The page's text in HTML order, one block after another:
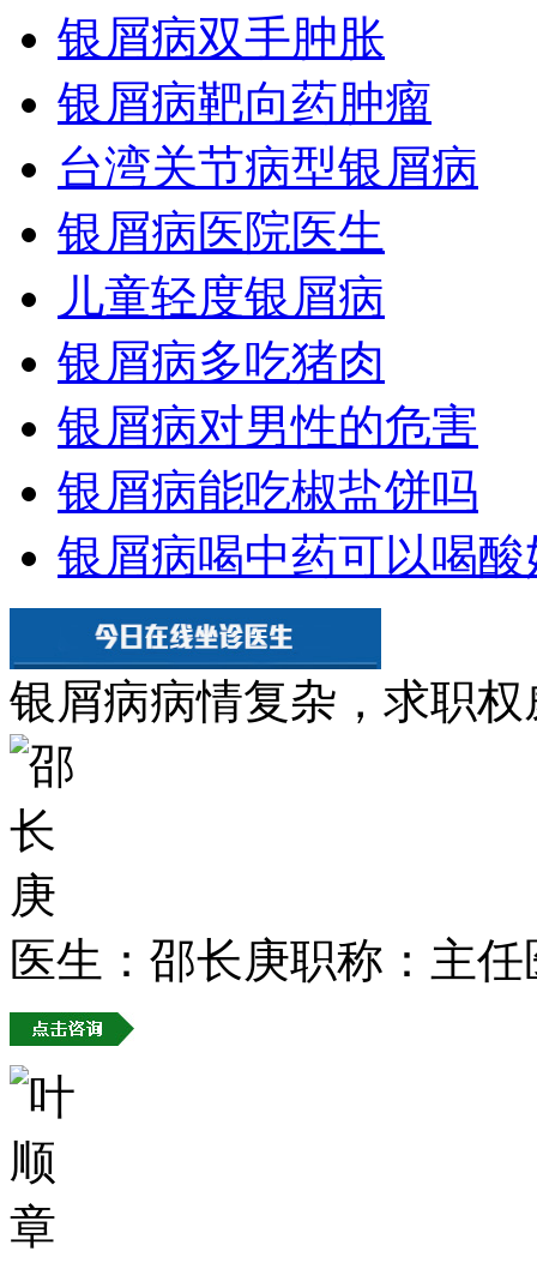
银屑病双手肿胀
银屑病靶向药肿瘤
台湾关节病型银屑病
银屑病医院医生
儿童轻度银屑病
银屑病多吃猪肉
银屑病对男性的危害
银屑病能吃椒盐饼吗
银屑病喝中药可以喝酸
银屑病病情复杂，求职
医生：邵长庚职称：主任